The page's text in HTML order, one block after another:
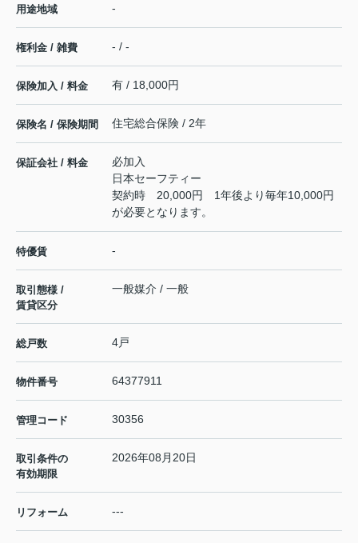
用途地域 -
権利金 / 雑費 - / -
保険加入 / 料金 有 / 18,000円
保険名 / 保険期間 住宅総合保険 / 2年
保証会社 / 料金
必加入
日本セーフティー
契約時 20,000円 1年後より毎年10,000円
が必要となります。
特優賃 -
取引態様 /
賃貸区分
一般媒介 / 一般
総戸数 4戸
物件番号 64377911
管理コード 30356
取引条件の
有効期限
2026年08月20日
リフォーム ---